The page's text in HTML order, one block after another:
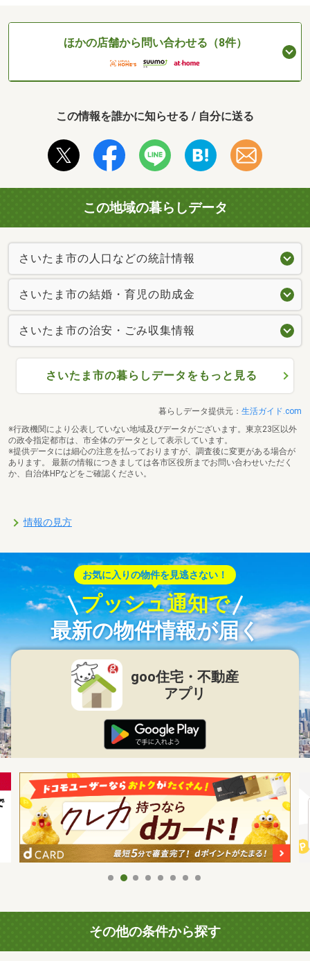
ほかの店舗から問い合わせる（8件）
この情報を誰かに知らせる / 自分に送る
この地域の暮らしデータ
さいたま市の人口などの統計情報
さいたま市の結婚・育児の助成金
さいたま市の治安・ごみ収集情報
さいたま市の暮らしデータをもっと見る
暮らしデータ提供元： 生活ガイド.com
※行政機関により公表していない地域及びデータがございます。東京23区以外
の政令指定都市は、市全体のデータとして表示しています。
※提供データには細心の注意を払っておりますが、調査後に変更がある場合が
あります。 最新の情報につきましては各市区役所までお問い合わせいただく
か、自治体HPなどをご確認ください。
情報の見方
お気に入りの物件を見逃さない！
プッシュ通知で
最新の物件情報が届く
goo住宅・不動産
アプリ
その他の条件から探す